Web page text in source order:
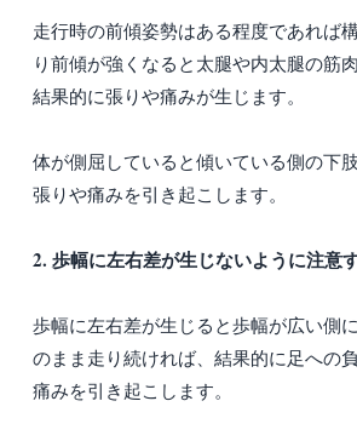
走行時の前傾姿勢はある程度であれば
り前傾が強くなると太腿や内太腿の筋
結果的に張りや痛みが生じます。
体が側屈していると傾いている側の下
張りや痛みを引き起こします。
2. 歩幅に左右差が生じないように注意す
歩幅に左右差が生じると歩幅が広い側
のまま走り続ければ、結果的に足への
痛みを引き起こします。